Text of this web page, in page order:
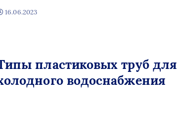
16.06.2023
пластиковых труб для
водоснабжения